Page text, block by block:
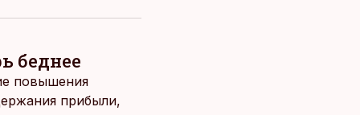
беднее
повышения
прибыли,